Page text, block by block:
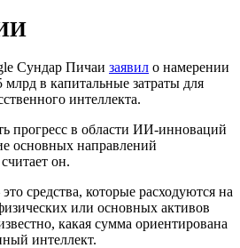
Сундар Пичаи заявил о намерении
млрд в капитальные затраты для
интеллекта.
прогресс в области ИИ-инноваций
основных направлений
он.
средства, которые расходуются на
или основных активов
какая сумма ориентирована
интеллект.